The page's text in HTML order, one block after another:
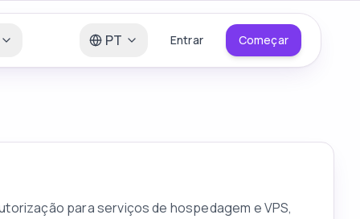
PT Entrar Começar
para serviços de hospedagem e VPS,